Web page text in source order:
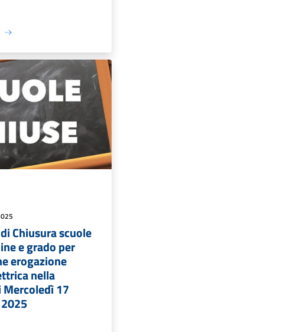
Chiusura scuole
e grado per
erogazione
nella
17